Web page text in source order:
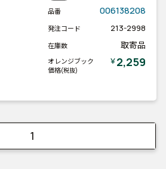
品番
006138208
発注コード 213-2998
在庫数 取寄品
オレンジブック
価格(税抜)
￥2,259
1